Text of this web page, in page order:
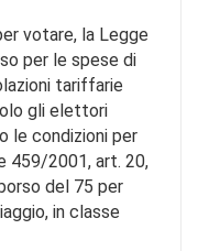
votare, la Legge
per le spese di
tariffarie
gli elettori
le condizioni per
459/2001, art. 20,
del 75 per
in classe